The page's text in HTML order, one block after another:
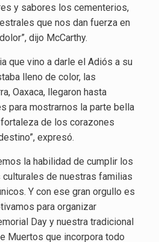
y sabores los cementerios,
que nos dan fuerza en
dijo McCarthy.
que vino a darle el Adiós a su
lleno de color, las
Oaxaca, llegaron hasta
para mostrarnos la parte bella
de los corazones
expresó.
la habilidad de cumplir los
de nuestras familias
Y con ese gran orgullo es
para organizar
Day y nuestra tradicional
Muertos que incorpora todo